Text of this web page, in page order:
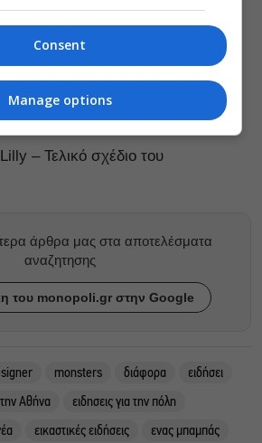
– Τελικό σχέδιο του
άρθρα μας στα αποτελέσματα
αναζητησης
του monopoli.gr στην Google
monsters διάφορα
ειδήσει
την Αθήνα
ειδησεις για την πόλη
εικαστικές ειδήσεις
ενας μπαμπάς
Consent
Manage options